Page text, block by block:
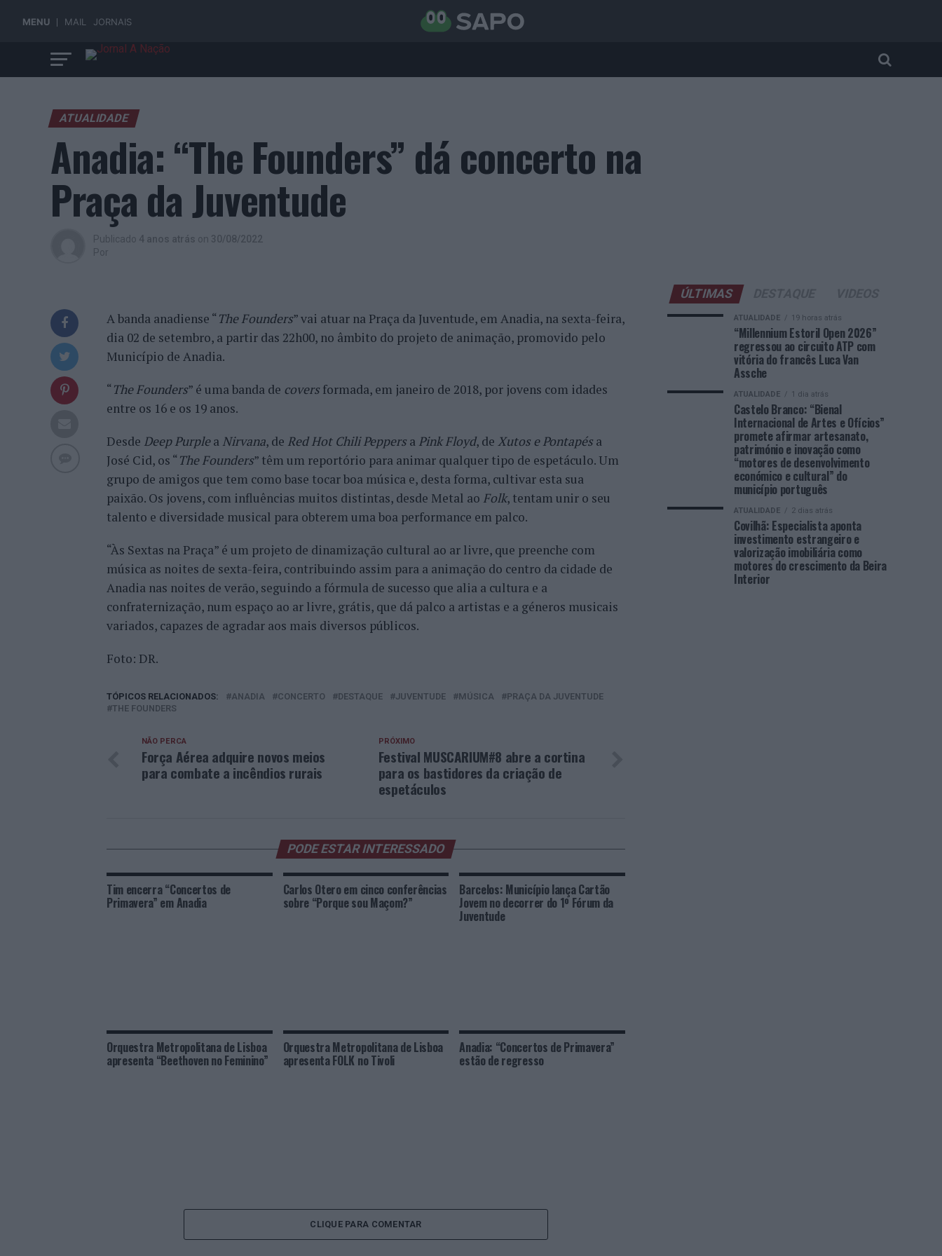
MENU MAIL JORNAIS
ATUALIDADE
Anadia: “The Founders” dá concerto na
Praça da Juventude
Publicado 4 anos atrás on 30/08/2022
Por
A banda anadiense “ The Founders” vai atuar na Praça da Juventude, em Anadia, na sexta-feira,
dia 02 de setembro, a partir das 22h00, no âmbito do projeto de animação, promovido pelo
Município de Anadia.
“ The Founders” é uma banda de covers formada, em janeiro de 2018, por jovens com idades
entre os 16 e os 19 anos.
Desde Deep Purplea Nirvana, de Red Hot Chili Peppers a Pink Floyd, de Xutos e Pontapés a
José Cid, os “ The Founders” têm um reportório para animar qualquer tipo de espetáculo. Um
grupo de amigos que tem como base tocar boa música e, desta forma, cultivar esta sua
paixão. Os jovens, com influências muitos distintas, desde Metal ao Folk, tentam unir o seu
talento e diversidade musical para obterem uma boa performance em palco.
“Às Sextas na Praça” é um projeto de dinamização cultural ao ar livre, que preenche com
música as noites de sexta-feira, contribuindo assim para a animação do centro da cidade de
Anadia nas noites de verão, seguindo a fórmula de sucesso que alia a cultura e a
confraternização, num espaço ao ar livre, grátis, que dá palco a artistas e a géneros musicais
variados, capazes de agradar aos mais diversos públicos.
Foto: DR.
TÓPICOS RELACIONADOS: ANADIA CONCERTO DESTAQUE JUVENTUDE MÚSICA
PRAÇA DA JUVENTUDE
THE FOUNDERS
PRÓXIMO
Festival MUSCARIUM#8 abre a cortina
para os bastidores da criação de
espetáculos
NÃO PERCA
Força Aérea adquire novos meios
para combate a incêndios rurais
PODE ESTAR INTERESSADO
Tim encerra “Concertos de
Primavera” em Anadia
Carlos Otero em cinco conferências
sobre “Porque sou Maçom?”
Barcelos: Município lança Cartão
Jovem no decorrer do 1º Fórum da
Juventude
Orquestra Metropolitana de Lisboa
apresenta “Beethoven no Feminino”
Orquestra Metropolitana de Lisboa
apresenta FOLK no Tivoli
Anadia: “Concertos de Primavera”
estão de regresso
CLIQUE PARA COMENTAR
ÚLTIMAS
ATUALIDADE 19 horas atrás
“Millennium Estoril Open 2026”
regressou ao circuito ATP com
vitória do francês Luca Van
Assche
ATUALIDADE 1 dia atrás
Castelo Branco: “Bienal
Internacional de Artes e Ofícios”
promete afirmar artesanato,
património e inovação como
“motores de desenvolvimento
económico e cultural” do
município português
ATUALIDADE 2 dias atrás
Covilhã: Especialista aponta
investimento estrangeiro e
valorização imobiliária como
motores do crescimento da Beira
Interior